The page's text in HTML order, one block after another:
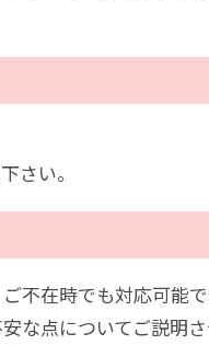
さい。
不在時でも対応可能で
な点についてご説明